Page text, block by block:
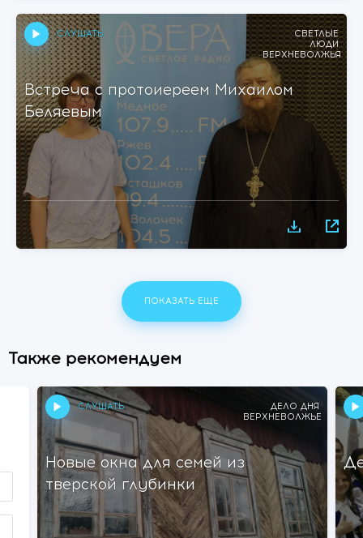
СЛУШАТЬ
СВЕТЛЫЕ
ЛЮДИ
ВЕРХНЕВОЛЖЬЯ
Встреча с протоиереем Михаилом
Беляевым
ПОКАЗАТЬ ЕЩЕ
Также рекомендуем
СЛУШАТЬ
ДЕЛО ДНЯ
ВЕРХНЕВОЛЖЬЕ
Новые окна для семей из
тверской глубинки